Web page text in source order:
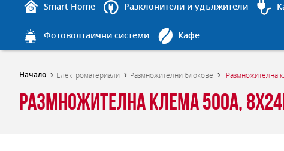
Smart Home Разклонители и удължители
Фотоволтаични системи Кафе
Начало Електроматериали Размножителни блокове Размножителна
Размножителна клема 500A,